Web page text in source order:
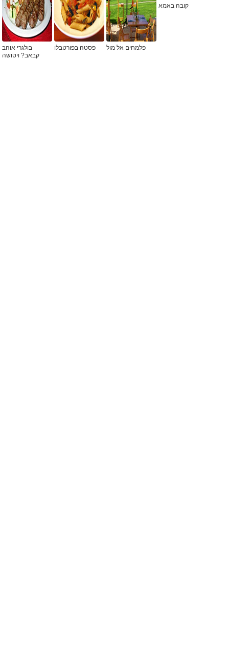
קובה באמא
פלמחים אל מול פסטה בפורטבלו
בולגרי אוהב
קבאב? ויטושה